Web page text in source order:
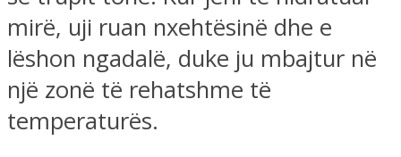
mirë, uji ruan nxehtësinë dhe e
lëshon ngadalë, duke ju mbajtur në
një zonë të rehatshme të
temperaturës.